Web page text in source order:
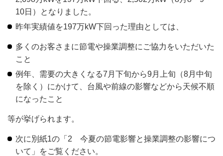
10日）となりました。
昨年実績値を197万kW下回った理由としては、
多くのお客さまに節電や操業調整にご協力をいただいた
こと
例年、需要の大きくなる7月下旬から9月上旬（8月中旬
を除く）にかけて、台風や前線の影響などから天候不順
になったこと
等が挙げられます。
次に別紙1の「2 今夏の節電影響と操業調整の影響につ
いて」をご覧ください。